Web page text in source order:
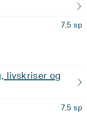
7,5 sp
livskriser og
7,5 sp